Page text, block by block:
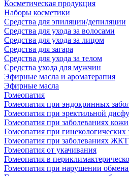
Косметическая продукция
Наборы косметики
Средства для эпиляции/депиляции
Средства для ухода за волосами
Средства для ухода за лицом
Средства для загара
Средства для ухода за телом
Средства ухода для мужчин
Эфирные масла и ароматерапия
Эфирные масла
Гомеопатия
Гомеопатия при эндокринных
Гомеопатия при эректильной
Гомеопатия при заболеваниях кожи
Гомеопатия при гинекологических
Гомеопатия при заболеваниях ЖКТ
Гомеопатия от укачивания
Гомеопатия в
Гомеопатия при нарушении